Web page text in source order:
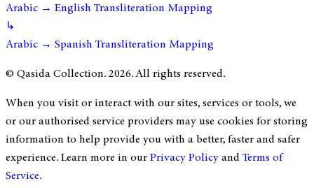
Arabic → English Transliteration Mapping
↳
Arabic → Spanish Transliteration Mapping
© Qasida Collection.2026. All rights reserved.
When you visit or interact with our sites, services or tools, we
or our authorised service providers may use cookies for storing
information to help provide you with a better, faster and safer
experience. Learn more in ourPrivacy PolicyandTerms of
Service.